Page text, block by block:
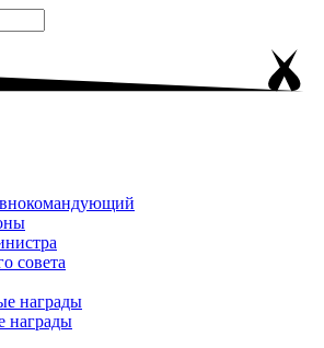
совета
награды
награды